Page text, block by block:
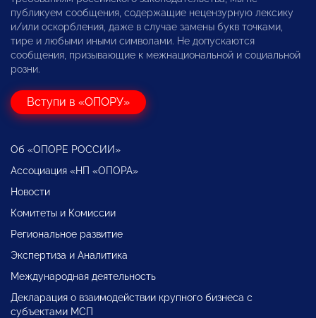
публикуем сообщения, содержащие нецензурную лексику
и/или оскорбления, даже в случае замены букв точками,
тире и любыми иными символами. Не допускаются
сообщения, призывающие к межнациональной и социальной
розни.
Вступи в «ОПОРУ»
Об «ОПОРЕ РОССИИ»
Ассоциация «НП «ОПОРА»
Новости
Комитеты и Комиссии
Региональное развитие
Экспертиза и Аналитика
Международная деятельность
Декларация о взаимодействии крупного бизнеса с
субъектами МСП